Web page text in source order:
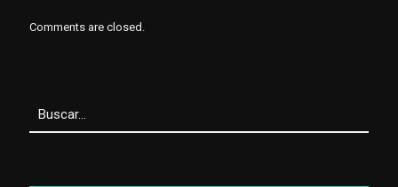
Comments are closed.